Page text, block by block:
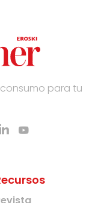
para tu